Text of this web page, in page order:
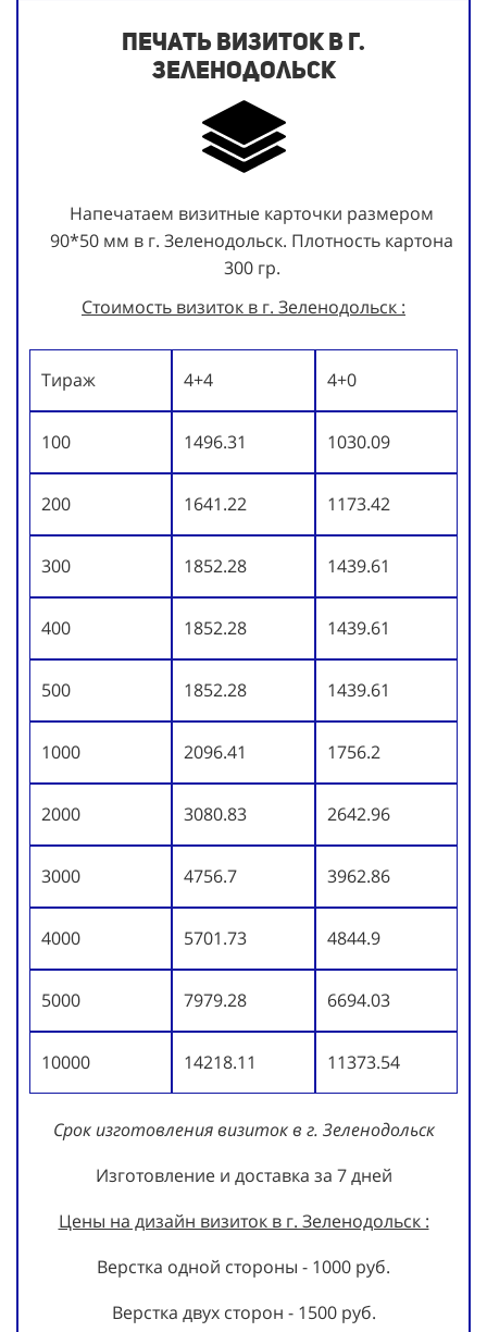
Печать визиток в г.
Зеленодольск
Напечатаем визитные карточки размером
90*50 мм в г. Зеленодольск. Плотность картона
300 гр.
Стоимость визиток в г. Зеленодольск :
Тираж 4+4 4+0
100 1496.31 1030.09
200 1641.22 1173.42
300 1852.28 1439.61
400 1852.28 1439.61
500 1852.28 1439.61
1000 2096.41 1756.2
2000 3080.83 2642.96
3000 4756.7 3962.86
4000 5701.73 4844.9
5000 7979.28 6694.03
10000 14218.11 11373.54
Срок изготовления визиток в г. Зеленодольск
Изготовление и доставка за 7 дней
Цены на дизайн визиток в г. Зеленодольск :
Верстка одной стороны - 1000 руб.
Верстка двух сторон - 1500 руб.